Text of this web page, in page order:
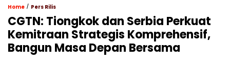
Home / Pers Rilis
CGTN: Tiongkok dan Serbia Perkuat
Kemitraan Strategis Komprehensif,
Bangun Masa Depan Bersama